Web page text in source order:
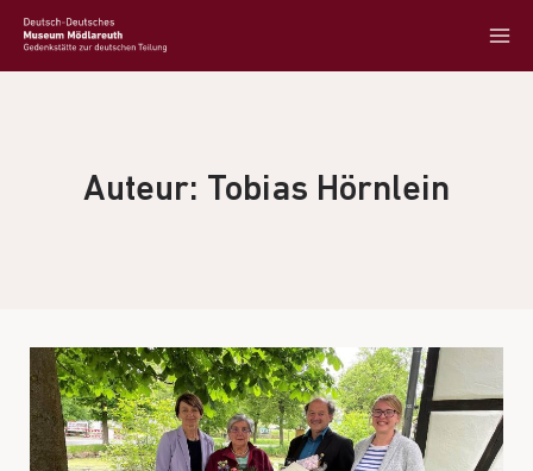
Auteur: Tobias Hörnlein